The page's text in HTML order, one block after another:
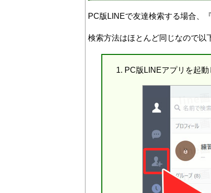
PC版LINEで友達検索する場合、
検索方法はほとんど同じなので以
PC版LINEアプリを起